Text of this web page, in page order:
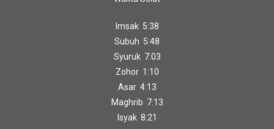
Imsak 5:38
Subuh 5:48
Syuruk 7:03
Zohor 1:10
Asar 4:13
Maghrib 7:13
Isyak 8:21